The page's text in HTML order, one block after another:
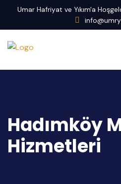
Umar Hafriyat ve Yıkım'a
Hadımköy
Hizmetleri